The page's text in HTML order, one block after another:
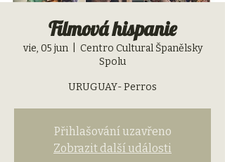
Filmová hispanie
vie, 05 jun
  |
Centro Cultural Španělsky
Spolu
URUGUAY- Perros
Přihlašování uzavřeno
Zobrazit další události